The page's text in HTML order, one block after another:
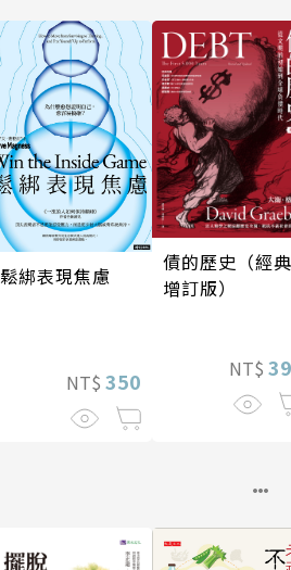
鬆綁表現焦慮
NT$ 350
債的歷史（經典
增訂版）
NT$